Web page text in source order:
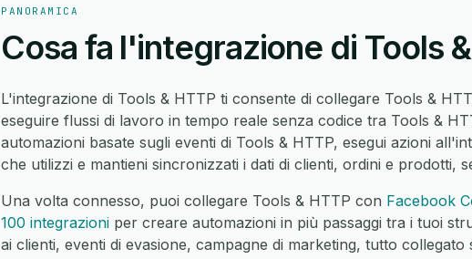
PANORAMICA
Cosa fa l'integrazione di Tools
L'integrazione di Tools & HTTP ti consente di collegare Tools &
eseguire flussi di lavoro in tempo reale senza codice tra Tools &
automazioni basate sugli eventi di Tools & HTTP, esegui azioni
che utilizzi e mantieni sincronizzati i dati di clienti, ordini e prodotti,
Una volta connesso, puoi collegare Tools & HTTP con Facebook
100 integrazioni per creare automazioni in più passaggi tra i tuoi
ai clienti, eventi di evasione, campagne di marketing, tutto